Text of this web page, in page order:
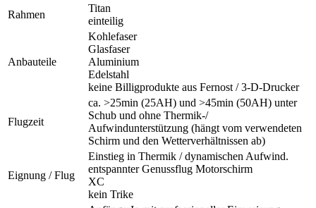
Rahmen
Titan
einteilig
Anbauteile
Kohlefaser
Glasfaser
Aluminium
Edelstahl
keine Billigprodukte aus Fernost / 3-D-Drucker
Flugzeit
ca. >25min (25AH) und >45min (50AH) unter
Schub und ohne Thermik-/
Aufwindunterstützung (hängt vom verwendeten
Schirm und den Wetterverhältnissen ab)
Eignung / Flug
Einstieg in Thermik / dynamischen Aufwind.
entspannter Genussflug Motorschirm
XC
kein Trike